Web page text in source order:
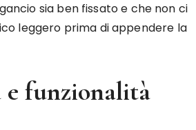
sia ben fissato e che non ci
leggero prima di appendere la
e funzionalità